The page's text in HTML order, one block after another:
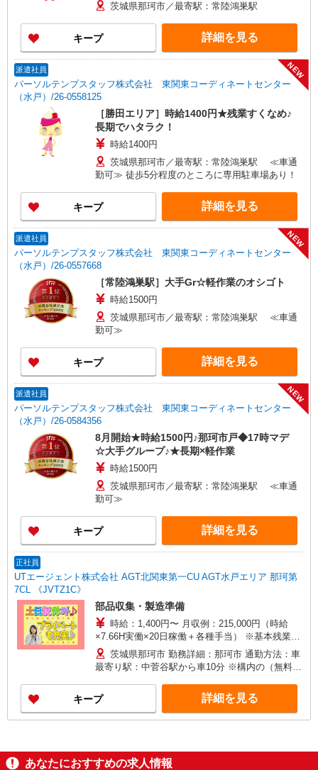
茨城県那珂市／最寄駅：常陸鴻巣駅
キープ 詳細を見る
派遣社員
パーソルテンプスタッフ株式会社 東関東コーディネートセンター
（水戸）/26-0558125
NEW
［勝田エリア］時給1400円★残業すくなめ♪
長期でハタラク！
時給1400円
茨城県那珂市／最寄駅：常陸鴻巣駅 ≪車通
勤可≫ 徒歩5分程度のところに専用駐車場あり！
キープ 詳細を見る
派遣社員
パーソルテンプスタッフ株式会社 東関東コーディネートセンター
（水戸）/26-0557668
NEW
［常陸鴻巣駅］大手Gr☆軽作業のオシゴト
時給1500円
茨城県那珂市／最寄駅：常陸鴻巣駅 ≪車通
勤可≫
キープ 詳細を見る
派遣社員
パーソルテンプスタッフ株式会社 東関東コーディネートセンター
（水戸）/26-0584356
NEW
8月開始★時給1500円♪那珂市戸◆17時マデ
☆大手グループ♪★長期×軽作業
時給1500円
茨城県那珂市／最寄駅：常陸鴻巣駅 ≪車通
勤可≫
キープ 詳細を見る
正社員
UTエージェント株式会社 AGT北関東第一CU AGT水戸エリア 那珂第
7CL 《JVTZ1C》
部品収集・製造準備
時給：1,400円〜 月収例：215,000円（時給
×7.66H実働×20日稼働＋各種手当） ※基本残業な
し 茨城県那珂市 勤務詳細：那珂市 通勤方法：車
最寄り駅：中菅谷駅から車10分 ※構内の（無料）
キープ 詳細を見る
あなたにおすすめの求人情報